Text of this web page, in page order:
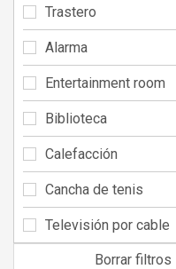
Trastero
Alarma
Entertainment room
Biblioteca
Calefacción
Cancha de tenis
Televisión por cable
Borrar filtros